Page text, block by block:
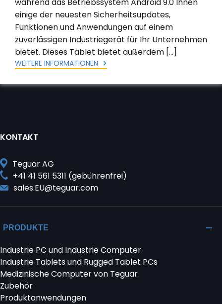
einige der neuesten Sicherheitsupdates,
Funktionen und Anwendungen auf einem
zuverlässigen Industriegerät für Ihr Unternehmen
bietet. Dieses Tablet bietet außerdem […]
WEITERE INFORMATIONEN
KONTAKT
Teguar AG
+41 41 561 5311 (gebührenfrei)
sales.EU@teguar.com
PRODUKTE
Industrie PC und Industrie Computer
Industrie Tablets und Rugged Tablet PCs
Medizinische Computer von Teguar
Zubehör
Produktanwendungen